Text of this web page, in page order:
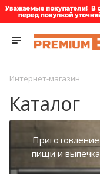
Интернет-магазин —
Каталог
Приготовление
пищи и выпечка